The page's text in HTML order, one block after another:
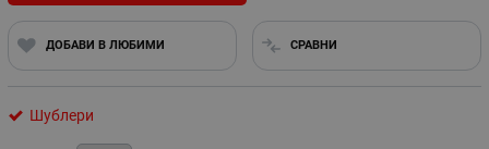
ДОБАВИ В ЛЮБИМИ СРАВНИ
Шублери